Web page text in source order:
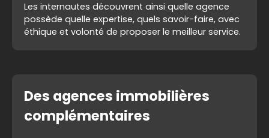
Les internautes découvrent ainsi quelle agence
possède quelle expertise, quels savoir-faire, avec
éthique et volonté de proposer le meilleur service.
Des agences immobilières
complémentaires